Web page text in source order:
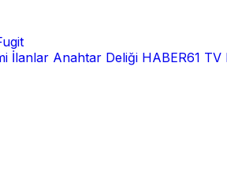
İlanlar Anahtar Deliği HABER61 TV